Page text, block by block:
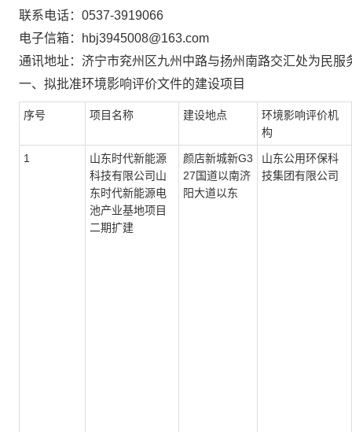
联系电话： 0537-3919066
电子信箱：
hbj3945008@163.com
通讯地址：济宁市兖州区九州中路与扬州南路交汇处为民服
一、拟批准环境影响评价文件的建设项目
序号 项目名称 建设地点
环境影响评价机
构
1
山东时代新能源
科技有限公司山
东时代新能源电
池产业基地项目
二期扩建
颜店新城新G3
27国道以南济
阳大道以东
山东公用环保科
技集团有限公司